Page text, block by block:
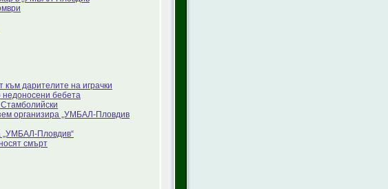
дарителите на играчки
недоносени бебета
организира „УМБАЛ-Пловдив
„УМБАЛ-Пловдив“
смърт